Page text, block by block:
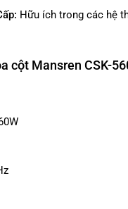
Hữu ích trong các hệ
cột Mansren CSK-